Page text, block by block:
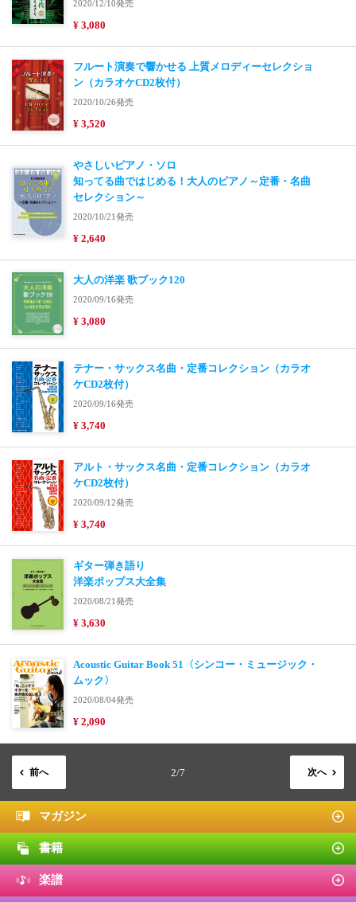
2020/12/10発売
¥ 3,080
フルート演奏で響かせる 上質メロディーセレクショ
ン（カラオケCD2枚付）
2020/10/26発売
¥ 3,520
やさしいピアノ・ソロ
知ってる曲ではじめる！大人のピアノ～定番・名曲
セレクション～
2020/10/21発売
¥ 2,640
大人の洋楽 歌ブック120
2020/09/16発売
¥ 3,080
テナー・サックス名曲・定番コレクション（カラオ
ケCD2枚付）
2020/09/16発売
¥ 3,740
アルト・サックス名曲・定番コレクション（カラオ
ケCD2枚付）
2020/09/12発売
¥ 3,740
ギター弾き語り
洋楽ポップス大全集
2020/08/21発売
¥ 3,630
Acoustic Guitar Book 51〈シンコー・ミュージック・
ムック〉
2020/08/04発売
¥ 2,090
前へ 2/7 次へ
マガジン
書籍
楽譜